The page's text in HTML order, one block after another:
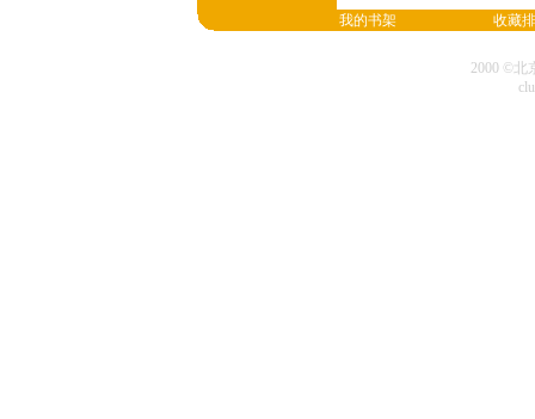
我的书架 收藏
2000 ©北